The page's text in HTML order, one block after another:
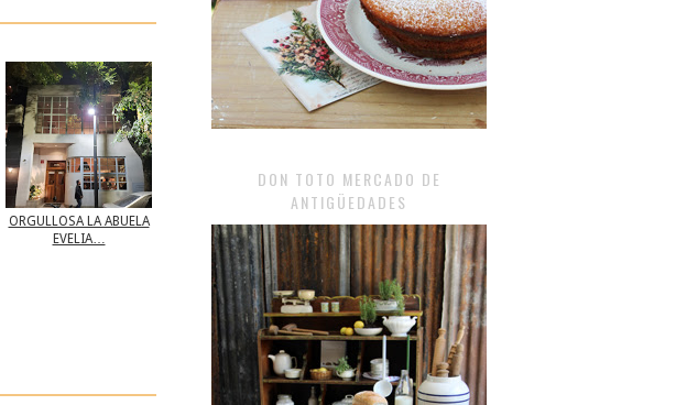
ORGULLOSA LA ABUELA
EVELIA…
DON TOTO MERCADO DE
ANTIGÜEDADES